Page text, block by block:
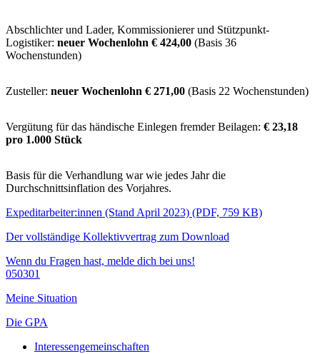
Abschlichter und Lader, Kommissionierer und Stützpunkt-
Logistiker: neuer Wochenlohn € 424,00 (Basis 36
Wochenstunden)
Zusteller: neuer Wochenlohn € 271,00 (Basis 22 Wochenstunden)
Vergütung für das händische Einlegen fremder Beilagen: € 23,18
pro 1.000 Stück
Basis für die Verhandlung war wie jedes Jahr die
Durchschnittsinflation des Vorjahres.
Expeditarbeiter:innen (Stand April 2023) (PDF, 759 KB)
Der vollständige Kollektivvertrag zum Download
Wenn du Fragen hast, melde dich bei uns!
050301
Meine Situation
Die GPA
Interessengemeinschaften